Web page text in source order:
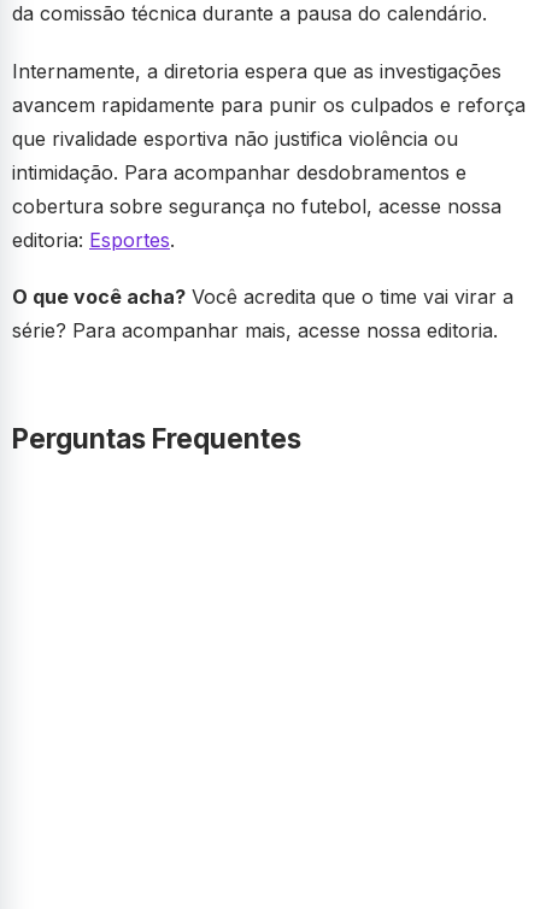
da comissão técnica durante a pausa do calendário.
Internamente, a diretoria espera que as investigações
avancem rapidamente para punir os culpados e reforça
que rivalidade esportiva não justifica violência ou
intimidação. Para acompanhar desdobramentos e
cobertura sobre segurança no futebol, acesse nossa
editoria: Esportes.
O que você acha? Você acredita que o time vai virar a
série? Para acompanhar mais, acesse nossa editoria.
Perguntas Frequentes